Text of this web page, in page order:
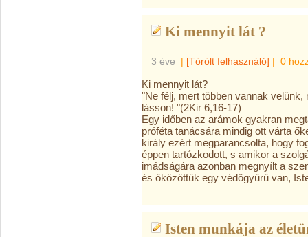
Ki mennyit lát ?
3 éve | [Törölt felhasználó] | 0
Ki mennyit lát?
"Ne félj, mert többen vannak
lásson! "(2Kir 6,16-17)
Egy időben az arámok gyakran
próféta tanácsára mindig ott várta
király ezért megparancsolta, hogy
éppen tartózkodott, s amikor a
imádságára azonban megnyílt a
és őközöttük egy védőgyűrű van,
Isten munkája az